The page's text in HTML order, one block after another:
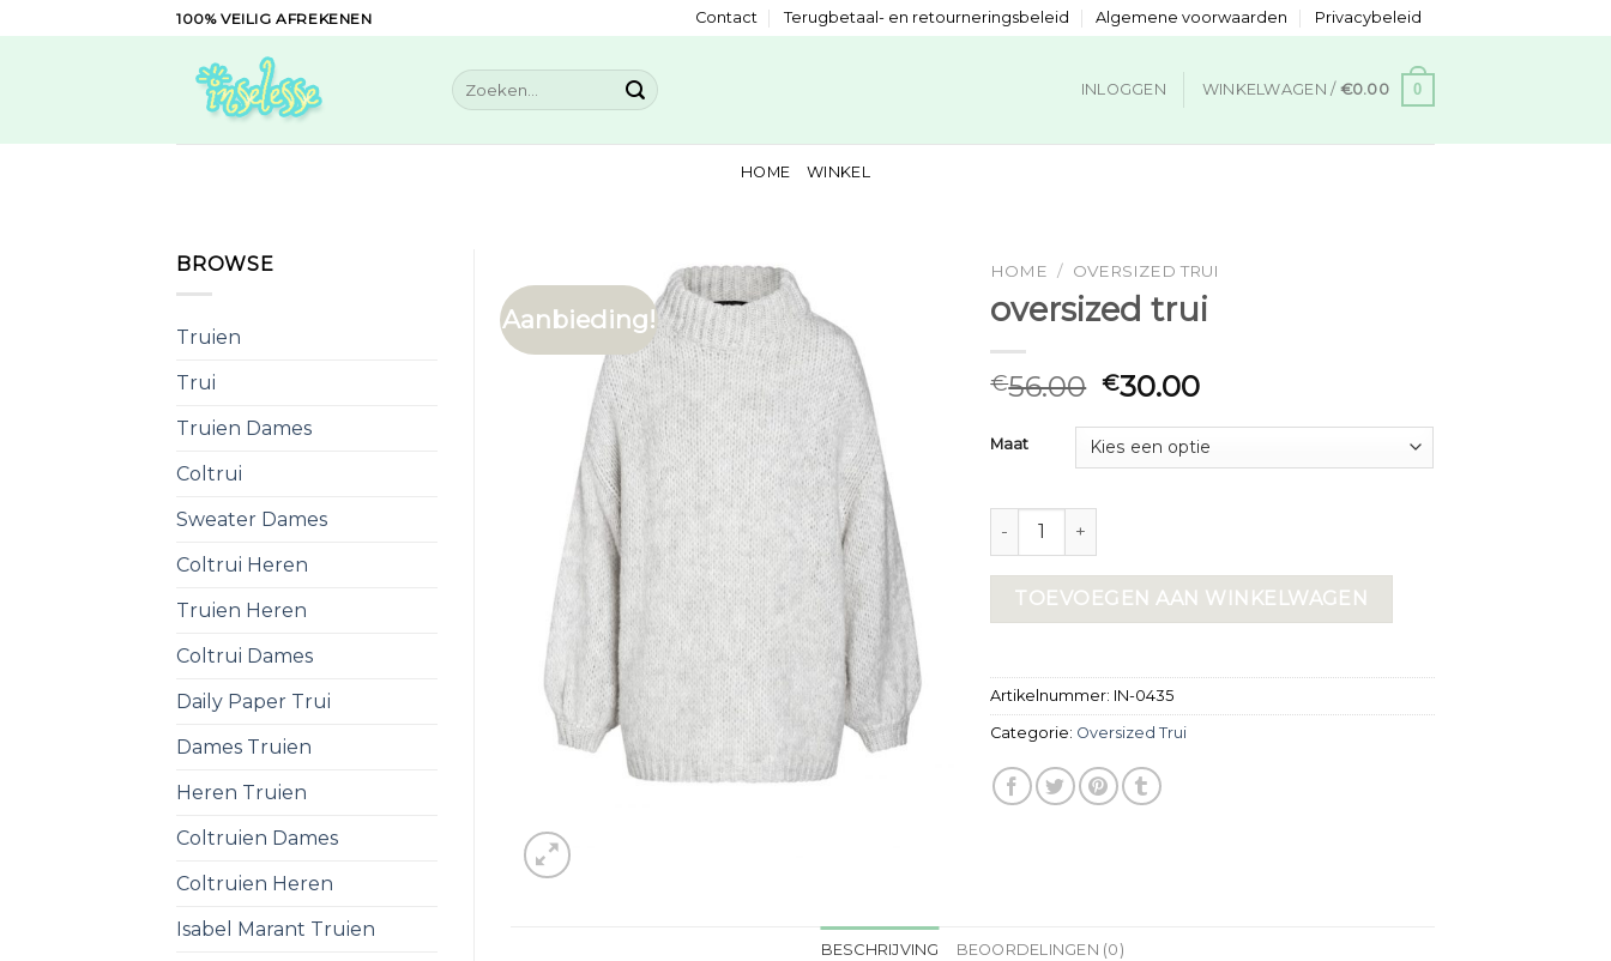
to
100% VEILIG AFREKENEN Contact Terugbetaal- en retourneringsbeleid Algemene voorwaarden Privacybeleid
Zoeken
naar:
INLOGGEN WINKELWAGEN / €0.00 0
HOME WINKEL
BROWSE
Truien
Trui
Truien Dames
Coltrui
Sweater Dames
Coltrui Heren
Truien Heren
Coltrui Dames
Daily Paper Trui
Dames Truien
Heren Truien
Coltruien Dames
Coltruien Heren
Isabel Marant Truien
Aanbieding!
HOME / OVERSIZED TRUI
oversized trui
€56.00 €30.00
Maat
oversized trui aantal
TOEVOEGEN AAN WINKELWAGEN
Artikelnummer: IN-0435
Categorie: Oversized Trui
BESCHRIJVING BEOORDELINGEN (0)